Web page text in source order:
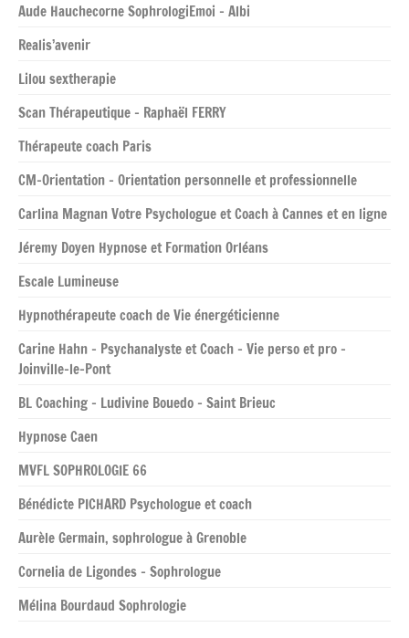
Aude Hauchecorne SophrologiEmoi – Albi
Realis’avenir
Lilou sextherapie
Scan Thérapeutique – Raphaël FERRY
Thérapeute coach Paris
CM-Orientation – Orientation personnelle et professionnelle
Carlina Magnan Votre Psychologue et Coach à Cannes et en ligne
Jéremy Doyen Hypnose et Formation Orléans
Escale Lumineuse
Hypnothérapeute coach de Vie énergéticienne
Carine Hahn – Psychanalyste et Coach – Vie perso et pro –
Joinville-le-Pont
BL Coaching – Ludivine Bouedo – Saint Brieuc
Hypnose Caen
MVFL SOPHROLOGIE 66
Bénédicte PICHARD Psychologue et coach
Aurèle Germain, sophrologue à Grenoble
Cornelia de Ligondes – Sophrologue
Mélina Bourdaud Sophrologie